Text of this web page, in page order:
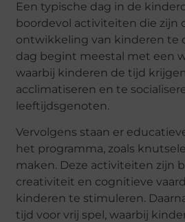
Een typische dag in de
boordevol activiteiten die zijn
ontwikkeling van kinderen te
dag begint meestal met een
waarbij kinderen de tijd
acclimatiseren en te
leeftijdsgenoten.
Vervolgens staan er
het programma, zoals
maken. Deze activiteiten zijn
creativiteit en cognitieve
kinderen te stimuleren.
tijd voor vrij spel, waarbij